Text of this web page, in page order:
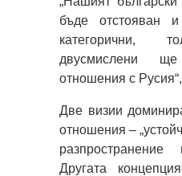
бъде отстояван
категорични,
двусмислени
отношения с
Две визии
отношения –
Другата